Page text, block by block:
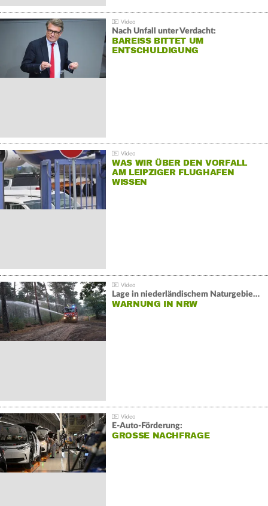
Nach Unfall unter Verdacht:
BAREISS BITTET UM E
NTSCHULDIGUNG
WAS WIR ÜBER DEN VORFALL
AM LEIPZIGER FLUGHAFEN
WISSEN
Lage in niederländischem Naturgebiet stabil
WARNUNG IN NRW
E-Auto-Förderung:
GROSSE NACHFRAGE